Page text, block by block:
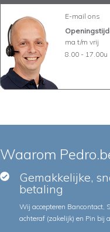
E-mail ons
ma t/m vrij
8.00 - 17.00u
Waarom
Gemakkelijke,
betaling
Wij accepteren Bancontact,
achteraf (zakelijk) en Pin bij